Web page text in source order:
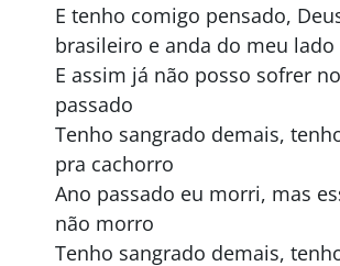
E tenho comigo pensado,
brasileiro e anda do meu lado
E assim já não posso sofrer
passado
Tenho sangrado demais,
pra cachorro
Ano passado eu morri, mas
não morro
Tenho sangrado demais,